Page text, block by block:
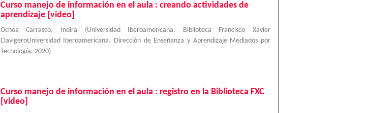
Curso manejo de información en el aula : creando actividades de
aprendizaje [video]
Ochoa Carrasco, Indira (Universidad Iberoamericana. Biblioteca Francisco Xavier
ClavigeroUniversidad Iberoamericana. Dirección de Enseñanza y Aprendizaje Mediados por
Tecnología, 2020)
Curso manejo de información en el aula : registro en la Biblioteca FXC
[video]